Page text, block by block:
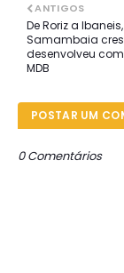
ANTIGOS
De Roriz a Ibaneis,
Samambaia
desenvolveu com
MDB
POSTAR UM
0 Comentários